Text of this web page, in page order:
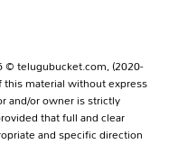
© telugubucket.com, (2020-
material without express
and/or owner is strictly
that full and clear
and specific direction